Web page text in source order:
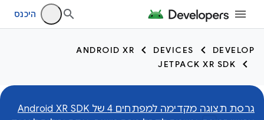
היכנס
DEVELOP
DEVICES
ANDROID XR
JETPACK XR SDK
גרסת תצוגה מקדימה למפתחים 4 של Android XR SDK